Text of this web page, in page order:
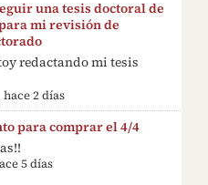
una tesis doctoral de
mi revisión de
redactando mi tesis
hace 2 días
para comprar el 4/4
5 días